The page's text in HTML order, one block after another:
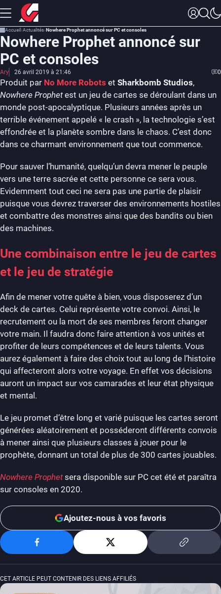
Accueil Actualités Nowhere Prophet annoncé sur PC et consoles
Nowhere Prophet annoncé sur
PC et consoles
Ary 26 avril 2019 à 21:46 0
Produit par No More Robots et Sharkbomb Studios,
Nowhere Prophetest un jeu de cartes se déroulant dans un
monde post-apocalyptique. Plusieurs années après un
terrible événement appelé « le crash », la technologie s’est
effondrée et la planète sombre dans le chaos. C’est donc
dans ce charmant environnement que tout commence.
Pour sauver l’humanité, quelqu’un devra mener le peuple
vers une terre sacrée et cette personne ce sera vous.
Evidemment tout ceci ne sera pas une partie de plaisir
puisque vous devrez traverser des environnements hostiles
et combattre des monstres ainsi que des bandits ou bien
des machines.
Une combinaison entre le jeu de cartes
et le jeu de stratégie
Afin de mener votre quête à bien, vous disposerez d’un
deck de cartes. Celui représente votre convoi. Ainsi, le
recrutement ou la mort de ses membres feront changer
votre main. Il faudra donc faire attention à vos unités et
profiter de leurs compétences et de leurs talents. Vous
aurez également à faire des choix tout au long de l’histoire
qui affecteront alors votre voyage. En effet vos décisions
auront un impact sur vos camarades et leur état physique
et mental.
Le jeu promet d’être long et varié puisque les cartes seront
générées aléatoirement et posséderont différents convois
à mener ainsi que plusieurs classes à jouer pour le
prophète, donnant un total de plus de 300 cartes jouables.
Nowhere Prophetsera disponible sur PC cet été et paraîtra
sur consoles en 2020.
Ajoutez-nous à vos favoris
CET ARTICLE PEUT CONTENIR DES LIENS AFFILIÉS